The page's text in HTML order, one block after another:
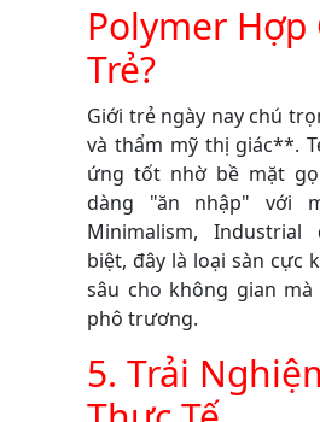
Polymer Hợp
Trẻ?
Giới trẻ ngày nay chú
và thẩm mỹ thị giác**.
ứng tốt nhờ bề mặt
dàng "ăn nhập" với
Minimalism, Industrial
biệt, đây là loại sàn cực
sâu cho không gian
phô trương.
5. Trải